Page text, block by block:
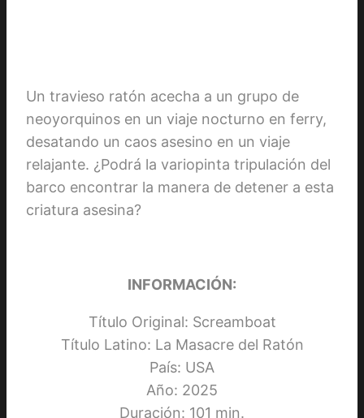
Un travieso ratón acecha a un grupo de
neoyorquinos en un viaje nocturno en ferry,
desatando un caos asesino en un viaje
relajante. ¿Podrá la variopinta tripulación del
barco encontrar la manera de detener a esta
criatura asesina?
INFORMACIÓN:
Título Original: Screamboat
Título Latino: La Masacre del Ratón
País: USA
Año: 2025
Duración: 101 min.